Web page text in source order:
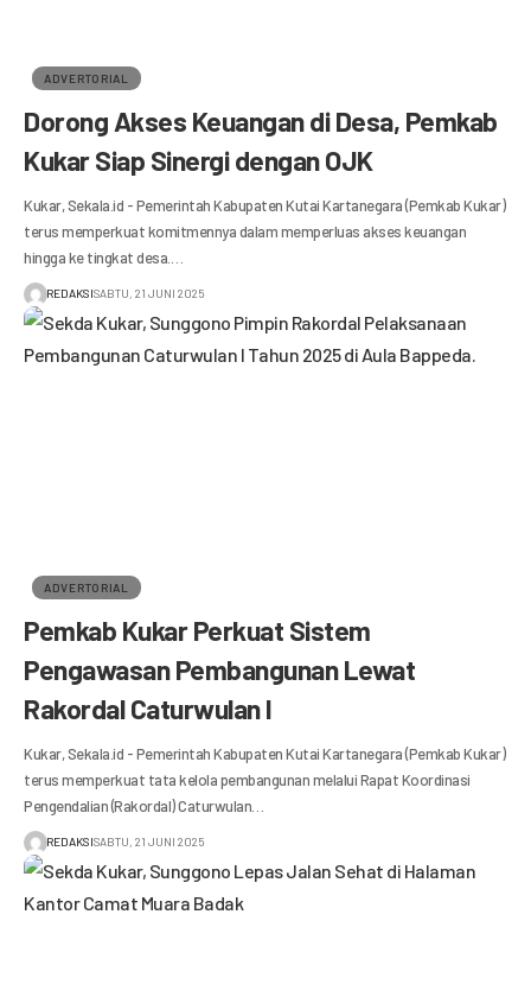
ADVERTORIAL
Dorong Akses Keuangan di Desa, Pemkab
Kukar Siap Sinergi dengan OJK
Kukar, Sekala.id - Pemerintah Kabupaten Kutai Kartanegara (Pemkab Kukar)
terus memperkuat komitmennya dalam memperluas akses keuangan
hingga ke tingkat desa.…
REDAKSISABTU, 21 JUNI 2025
ADVERTORIAL
Pemkab Kukar Perkuat Sistem
Pengawasan Pembangunan Lewat
Rakordal Caturwulan I
Kukar, Sekala.id - Pemerintah Kabupaten Kutai Kartanegara (Pemkab Kukar)
terus memperkuat tata kelola pembangunan melalui Rapat Koordinasi
Pengendalian (Rakordal) Caturwulan…
REDAKSISABTU, 21 JUNI 2025